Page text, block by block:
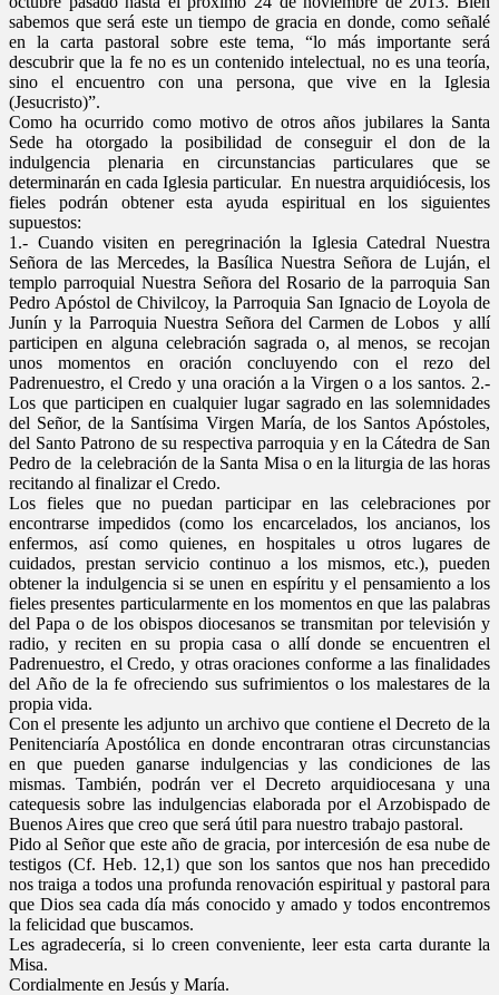
sabemos que será este un tiempo de gracia en donde, como señalé
en la carta pastoral sobre este tema, “lo más importante será
descubrir que la fe no es un contenido intelectual, no es una teoría,
sino el encuentro con una persona, que vive en la Iglesia
(Jesucristo)”.
Como ha ocurrido como motivo de otros años jubilares la Santa
Sede ha otorgado la posibilidad de conseguir el don de la
indulgencia plenaria en circunstancias particulares que se
determinarán en cada Iglesia particular. En nuestra arquidiócesis, los
fieles podrán obtener esta ayuda espiritual en los siguientes
supuestos:
1.- Cuando visiten en peregrinación la Iglesia Catedral Nuestra
Señora de las Mercedes, la Basílica Nuestra Señora de Luján, el
templo parroquial Nuestra Señora del Rosario de la parroquia San
Pedro Apóstol de Chivilcoy, la Parroquia San Ignacio de Loyola de
Junín y la Parroquia Nuestra Señora del Carmen de Lobos y allí
participen en alguna celebración sagrada o, al menos, se recojan
unos momentos en oración concluyendo con el rezo del
Padrenuestro, el Credo y una oración a la Virgen o a los santos. 2.-
Los que participen en cualquier lugar sagrado en las solemnidades
del Señor, de la Santísima Virgen María, de los Santos Apóstoles,
del Santo Patrono de su respectiva parroquia y en la Cátedra de San
Pedro de la celebración de la Santa Misa o en la liturgia de las horas
recitando al finalizar el Credo.
Los fieles que no puedan participar en las celebraciones por
encontrarse impedidos (como los encarcelados, los ancianos, los
enfermos, así como quienes, en hospitales u otros lugares de
cuidados, prestan servicio continuo a los mismos, etc.), pueden
obtener la indulgencia si se unen en espíritu y el pensamiento a los
fieles presentes particularmente en los momentos en que las palabras
del Papa o de los obispos diocesanos se transmitan por televisión y
radio, y reciten en su propia casa o allí donde se encuentren el
Padrenuestro, el Credo, y otras oraciones conforme a las finalidades
del Año de la fe ofreciendo sus sufrimientos o los malestares de la
propia vida.
Con el presente les adjunto un archivo que contiene el Decreto de la
Penitenciaría Apostólica en donde encontraran otras circunstancias
en que pueden ganarse indulgencias y las condiciones de las
mismas. También, podrán ver el Decreto arquidiocesana y una
catequesis sobre las indulgencias elaborada por el Arzobispado de
Buenos Aires que creo que será útil para nuestro trabajo pastoral.
Pido al Señor que este año de gracia, por intercesión de esa nube de
testigos (Cf. Heb. 12,1) que son los santos que nos han precedido
nos traiga a todos una profunda renovación espiritual y pastoral para
que Dios sea cada día más conocido y amado y todos encontremos
la felicidad que buscamos.
Les agradecería, si lo creen conveniente, leer esta carta durante la
Misa.
Cordialmente en Jesús y María.